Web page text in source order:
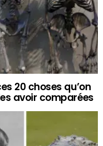
20 choses qu’on
avoir comparées